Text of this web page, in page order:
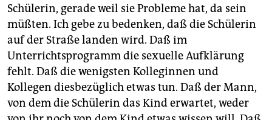
Schülerin, gerade weil sie Probleme hat, da sein
müßten. Ich gebe zu bedenken, daß die Schülerin
auf der Straße landen wird. Daß im
Unterrichtsprogramm die sexuelle Aufklärung
fehlt. Daß die wenigsten Kolleginnen und
Kollegen diesbezüglich etwas tun. Daß der Mann,
von dem die Schülerin das Kind erwartet, weder